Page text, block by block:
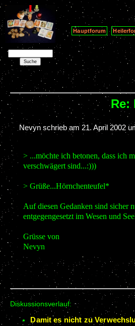
Hauptforum
Re:
Nevyn schrieb am21. April 2002
> ...möchte ich betonen, dass ich
verschwägert sind...:)))
> Grüße...Hörnchenteufel*
Auf diesen Gedanken sind sicher
entgegengesetzt im Wesen und
Grüsse von
Nevyn
Diskussionsverlauf:
Damit es nicht zu